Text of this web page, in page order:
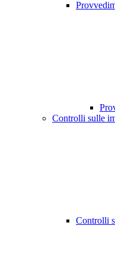
Controlli sulle
Controlli